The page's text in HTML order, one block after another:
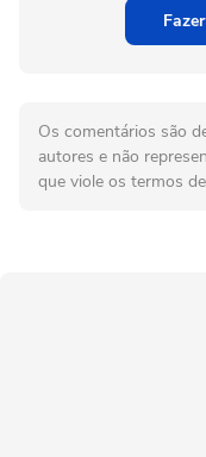
Os comentários são
autores e não
que viole os termos